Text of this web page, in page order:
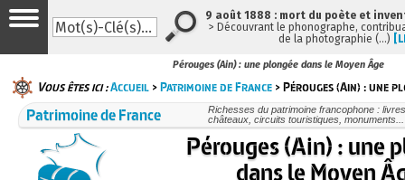
Pérouges (Ain) : une plongée dans le Moyen Âge
Vous êtes ici :Accueil >Patrimoine de France > Pérouges (Ain) : une
Patrimoine de France
Richesses du patrimoine francophone :
châteaux, circuits touristiques, monuments...
Pérouges (Ain) : une
dans le Moyen
9 août 1888 : mort du poète et
> Découvrant le phonographe,
de la photographie (…)